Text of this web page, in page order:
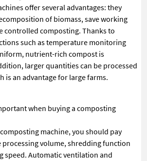
offer several advantages: they
of biomass, save working
controlled composting. Thanks to
such as temperature monitoring
nutrient-rich compost is
larger quantities can be processed
is an advantage for large farms.
when buying a composting
machine, you should pay
volume, shredding function
speed. Automatic ventilation and